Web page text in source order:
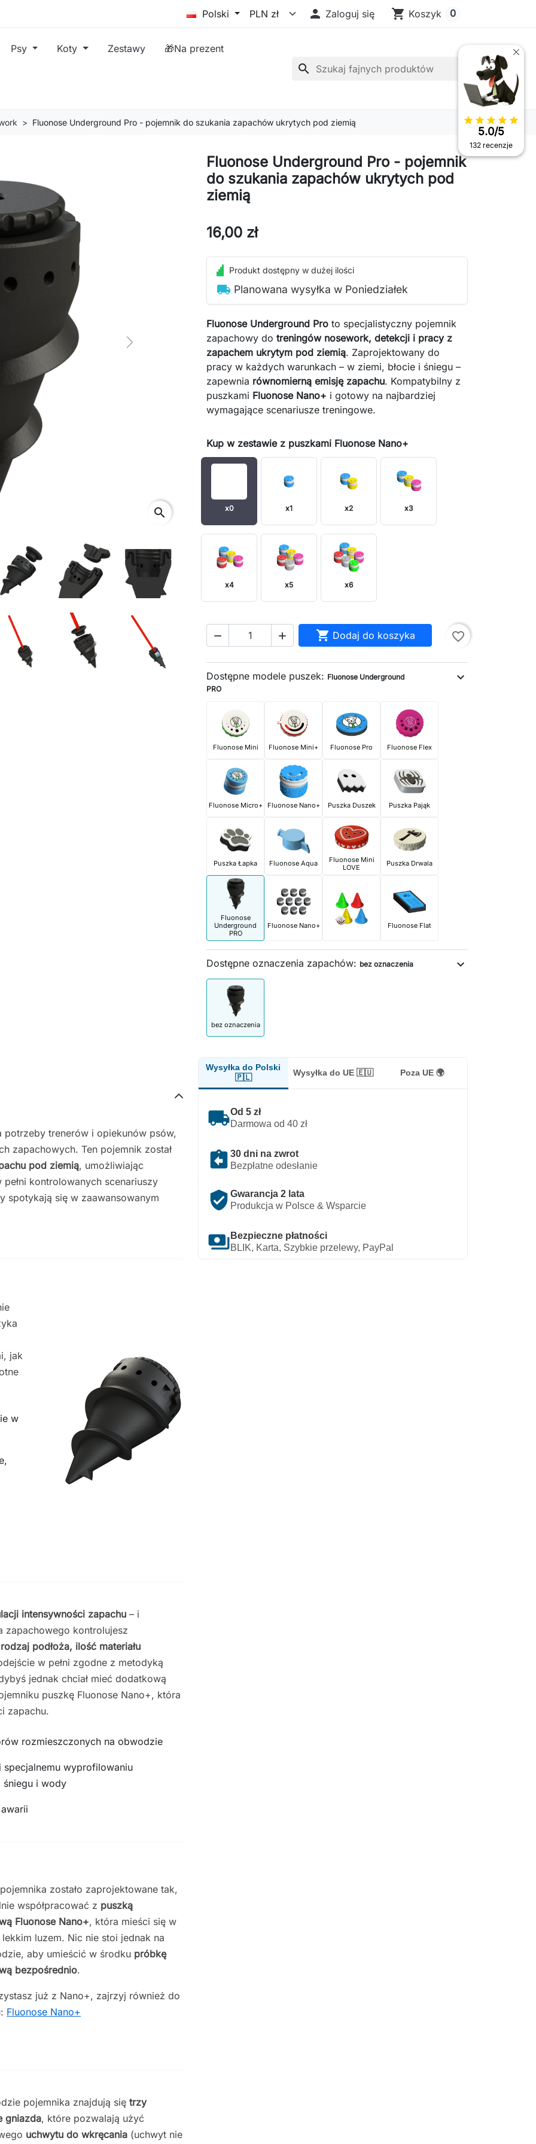
Polski  Zaloguj się shopping_cart Koszyk 0
Psy Koty Zestawy 🎁Na prezent
search
Fluonose Underground Pro - pojemnik do szukania zapachów ukrytych pod ziemią
Next
search
Fluonose Underground Pro - pojemnik
do szukania zapachów ukrytych pod
ziemią
16,00 zł
Produkt dostępny w dużej ilości
local_shipping Planowana wysyłka w Poniedziałek
Fluonose Underground Pro to specjalistyczny pojemnik
zapachowy do treningów nosework, detekcji i pracy z
zapachem ukrytym pod ziemią. Zaprojektowany do
pracy w każdych warunkach – w ziemi, błocie i śniegu –
zapewnia równomierną emisję zapachu. Kompatybilny z
puszkami Fluonose Nano+ i gotowy na najbardziej
wymagające scenariusze treningowe.
Kup w zestawie z puszkami Fluonose Nano+
x0 x1 x2 x3
x4 x5 x6
   Dodaj do koszyka favorite_border
Dostępne modele puszek: Fluonose Underground
PRO
expand_more
Fluonose Mini Fluonose Mini+ Fluonose Pro Fluonose Flex
Fluonose Micro+ Fluonose Nano+ Puszka Duszek Puszka Pająk
Puszka Łapka Fluonose Aqua
Fluonose Mini
LOVE
Puszka Drwala
Fluonose
Underground
PRO
Fluonose Nano+ Fluonose Flat
Dostępne oznaczenia zapachów: bez oznaczenia expand_more
bez oznaczenia
Wysyłka do Polski
🇵🇱
Wysyłka do UE 🇪🇺 Poza UE 🌍
local_shippingOd 5 zł
Darmowa od 40 zł
assignment_return 30 dni na zwrot
Bezpłatne odesłanie
verified_user Gwarancja 2 lata
Produkcja w Polsce & Wsparcie
payments Bezpieczne płatności
BLIK, Karta, Szybkie przelewy, PayPal
potrzeby trenerów i opiekunów psów,
zapachowych. Ten pojemnik został
pod ziemią, umożliwiając
kontrolowanych scenariuszy
spotykają się w zaawansowanym
jak
w
intensywności zapachu – i
zapachowego kontrolujesz
podłoża, ilość materiału
w pełni zgodne z metodyką
jednak chciał mieć dodatkową
puszkę Fluonose Nano+, która
zapachu.
rozmieszczonych na obwodzie
wyprofilowaniu
śniegu i wody
zostało zaprojektowane tak,
współpracować z puszką
Fluonose Nano+, która mieści się w
luzem. Nic nie stoi jednak na
aby umieścić w środku próbkę
bezpośrednio.
już z Nano+, zajrzyj również do
Fluonose Nano+
pojemnika znajdują siętrzy
gniazda, które pozwalają użyć
uchwytu do wkręcania (uchwyt nie
star star star star star
5.0/5
132 recenzje